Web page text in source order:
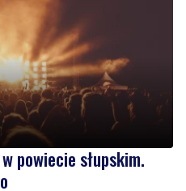
powiecie słupskim.